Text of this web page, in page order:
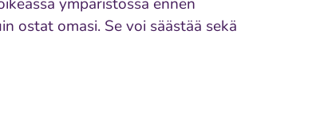
ostat omasi. Se voi säästää sekä